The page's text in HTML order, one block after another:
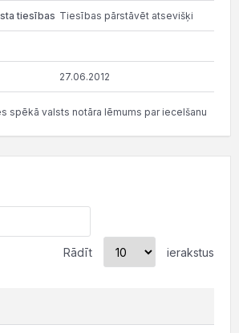
Tiesības pārstāvēt atsevišķi
27.06.2012
spēkā valsts notāra lēmums par iecelšanu
Rādīt ierakstus